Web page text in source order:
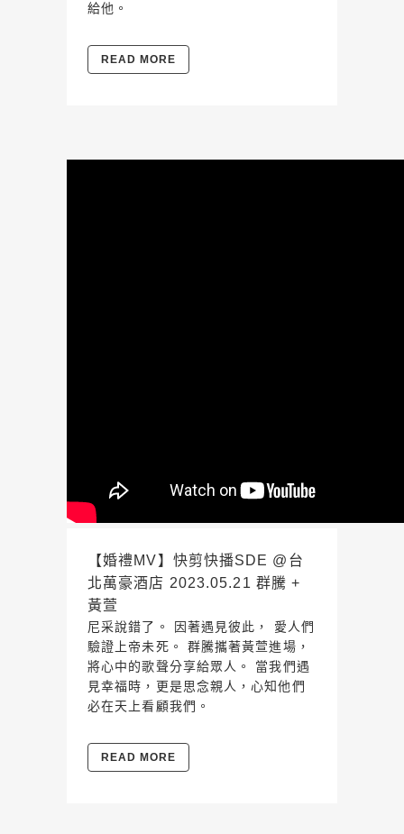
給他。
READ MORE
【婚禮MV】快剪快播SDE @台
北萬豪酒店 2023.05.21 群騰 +
黃萱
尼采說錯了。 因著遇見彼此， 愛人們
驗證上帝未死。 群騰攜著黃萱進場，
將心中的歌聲分享給眾人。 當我們遇
見幸福時，更是思念親人，心知他們
必在天上看顧我們。
READ MORE